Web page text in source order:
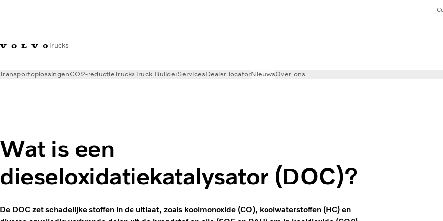
Trucks
TransportoplossingenCO2-reductieTrucksTruck BuilderServicesDealer locatorNieuwsOver ons
Wat is een
dieseloxidatiekatalysator (DOC)?
De DOC zet schadelijke stoffen in de uitlaat, zoals koolmonoxide (CO), koolwaterstoffen (HC) en